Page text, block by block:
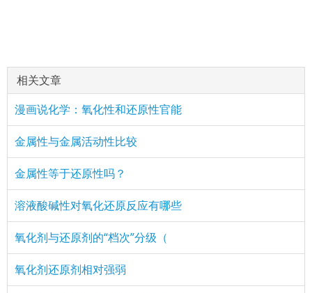
相关文章
漫画说化学：氧化性和还原性官能
金属性与金属活动性比较
金属性等于还原性吗？
溶液酸碱性对氧化还原反应有哪些
氧化剂与还原剂的“档次”分级（
氧化剂还原剂相对强弱